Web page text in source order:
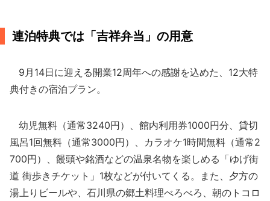
連泊特典では「吉祥弁当」の用意
9月14日に迎える開業12周年への感謝を込めた、12大特
典付きの宿泊プラン。
幼児無料（通常3240円）、館内利用券1000円分、貸切
風呂1回無料（通常3000円）、カラオケ1時間無料（通常2
700円）、饅頭や銘酒などの温泉名物を楽しめる「ゆげ街
道 街歩きチケット」1枚などが付いてくる。また、夕方の
湯上りビールや、石川県の郷土料理べろべろ、朝のトコロ